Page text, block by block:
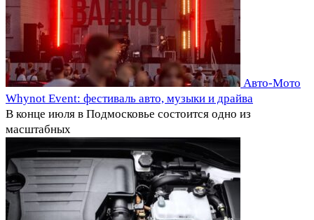
Авто-Мото
Whynot Event: фестиваль авто, музыки и драйва
В конце июля в Подмосковье состоится одно из
масштабных